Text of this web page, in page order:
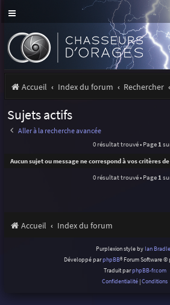
Accueil Index du forum Rechercher
Sujets actifs
Aller à la recherche avancée
0 résultat trouvé • Page 1
Aucun sujet ou message ne correspond à vos critères
0 résultat trouvé • Page 1
Accueil Index du forum
Purplexion style by Ian
Développé parphpBB® Forum Software
Traduit parphpBB-fr.com
Confidentialité |Conditions